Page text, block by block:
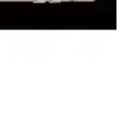
hakkında detaylı bilgi.